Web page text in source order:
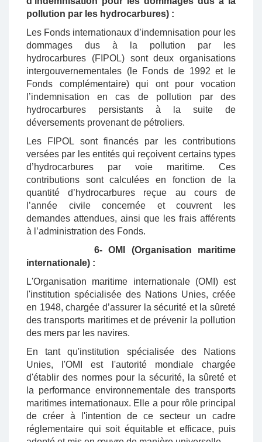
pollution par les hydrocarbures) :
Les Fonds internationaux d’indemnisation pour les
dommages dus à la pollution par les
hydrocarbures (FIPOL) sont deux organisations
intergouvernementales (le Fonds de 1992 et le
Fonds complémentaire) qui ont pour vocation
l’indemnisation en cas de pollution par des
hydrocarbures persistants à la suite de
déversements provenant de pétroliers.
Les FIPOL sont financés par les contributions
versées par les entités qui reçoivent certains types
d’hydrocarbures par voie maritime. Ces
contributions sont calculées en fonction de la
quantité d’hydrocarbures reçue au cours de
l’année civile concernée et couvrent les
demandes attendues, ainsi que les frais afférents
à l’administration des Fonds.
6- OMI (Organisation maritime
internationale) :
L'Organisation maritime internationale (OMI) est
l'institution spécialisée des Nations Unies, créée
en 1948, chargée d’assurer la sécurité et la sûreté
des transports maritimes et de prévenir la pollution
des mers par les navires.
En tant qu'institution spécialisée des Nations
Unies, l'OMI est l'autorité mondiale chargée
d'établir des normes pour la sécurité, la sûreté et
la performance environnementale des transports
maritimes internationaux. Elle a pour rôle principal
de créer à l'intention de ce secteur un cadre
réglementaire qui soit équitable et efficace, puis